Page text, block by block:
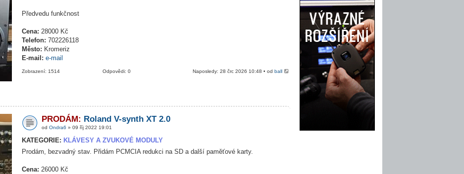
Předvedu funkčnost
Cena: 28000 Kč
Telefon: 702226118
Město: Kromeriz
E-mail: e-mail
Naposledy: 28 črc 2026 10:48 • odball
Odpovědi: 0
Zobrazení: 1514
PRODÁM: Roland V-synth XT 2.0
od Ondra6 » 09 říj 2022 19:01
KATEGORIE: KLÁVESY A ZVUKOVÉ MODULY
Prodám, bezvadný stav. Přidám PCMCIA redukci na SD a další paměťové karty.
Cena: 26000 Kč